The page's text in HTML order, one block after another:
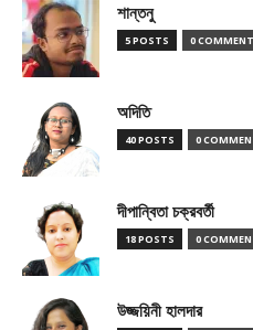
শান্তনু
5 POSTS 0
অদিতি
40 POSTS 0
দীপান্বিতা চক্রবর্তী
18 POSTS 0
উজ্জয়িনী হালদার